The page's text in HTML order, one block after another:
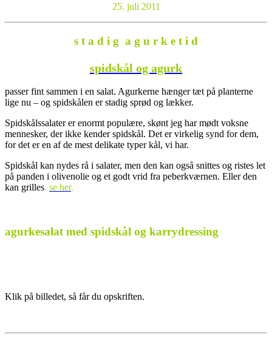
25. juli 2011
s t a d i g a g u r k e t i d
spidskål og agurk
passer fint sammen i en salat. Agurkerne hænger tæt på planterne
lige nu – og spidskålen er stadig sprød og lækker.
Spidskålssalater er enormt populære, skønt jeg har mødt voksne
mennesker, der ikke kender spidskål. Det er virkelig synd for dem,
for det er en af de mest delikate typer kål, vi har.
Spidskål kan nydes rå i salater, men den kan også snittes og ristes let
på panden i olivenolie og et godt vrid fra peberkværnen. Eller den
kan grilles, se her.
agurkesalat med spidskål og karrydressing
Klik på billedet, så får du opskriften.